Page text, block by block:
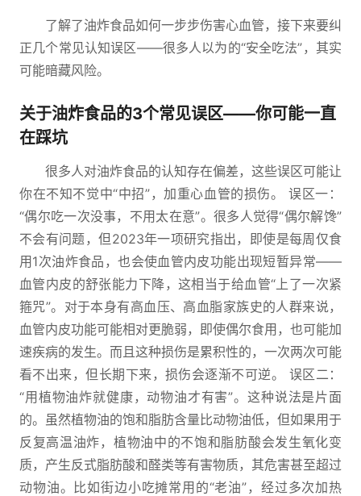
了解了油炸食品如何一步步伤害心血管，接下来要纠
正几个常见认知误区——很多人以为的“安全吃法”，其实
可能暗藏风险。
关于油炸食品的3个常见误区——你可能一直
在踩坑
很多人对油炸食品的认知存在偏差，这些误区可能让
你在不知不觉中“中招”，加重心血管的损伤。 误区一：
“偶尔吃一次没事，不用太在意”。很多人觉得“偶尔解馋”
不会有问题，但2023年一项研究指出，即使是每周仅食
用1次油炸食品，也会使血管内皮功能出现短暂异常——
血管内皮的舒张能力下降，这相当于给血管“上了一次紧
箍咒”。对于本身有高血压、高血脂家族史的人群来说，
血管内皮功能可能相对更脆弱，即使偶尔食用，也可能加
速疾病的发生。而且这种损伤是累积性的，一次两次可能
看不出来，但长期下来，损伤会逐渐不可逆。 误区二：
“用植物油炸就健康，动物油才有害”。这种说法是片面
的。虽然植物油的饱和脂肪含量比动物油低，但如果用于
反复高温油炸，植物油中的不饱和脂肪酸会发生氧化变
质，产生反式脂肪酸和醛类等有害物质，其危害甚至超过
动物油。比如街边小吃摊常用的“老油”，经过多次加热